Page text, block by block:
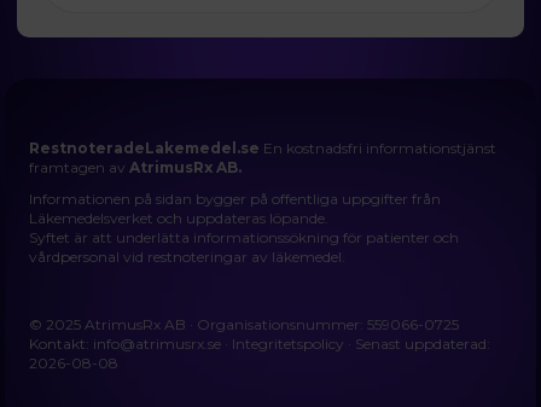
RestnoteradeLakemedel.se En kostnadsfri informationstjänst
framtagen avAtrimusRx AB.
Informationen på sidan bygger på offentliga uppgifter från
Läkemedelsverket och uppdateras löpande.
Syftet är att underlätta informationssökning för patienter och
vårdpersonal vid restnoteringar av läkemedel.
© 2025 AtrimusRx AB · Organisationsnummer: 559066-0725
Kontakt: info@atrimusrx.se · Integritetspolicy · Senast uppdaterad:
2026-08-08